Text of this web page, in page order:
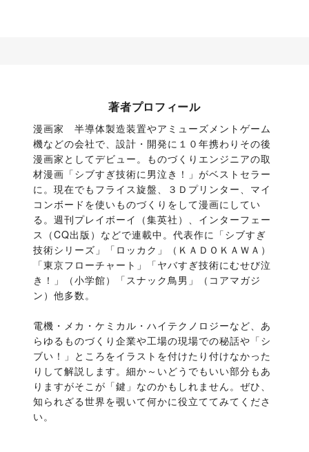
著者プロフィール
漫画家　半導体製造装置やアミューズメントゲーム
機などの会社で、設計・開発に１０年携わりその後
漫画家としてデビュー。ものづくりエンジニアの取
材漫画「シブすぎ技術に男泣き！」がベストセラー
に。現在でもフライス旋盤、３Ｄプリンター、マイ
コンボードを使いものづくりをして漫画にしてい
る。週刊プレイボーイ（集英社）、インターフェー
ス（CQ出版）などで連載中。代表作に「シブすぎ
技術シリーズ」「ロッカク」（ＫＡＤＯＫＡＷＡ）
「東京フローチャート」「ヤバすぎ技術にむせび泣
き！」（小学館）「スナック鳥男」（コアマガジ
ン）他多数。
電機・メカ・ケミカル・ハイテクノロジーなど、あ
らゆるものづくり企業や工場の現場での秘話や「シ
ブい！」ところをイラストを付けたり付けなかった
りして解説します。細か～いどうでもいい部分もあ
りますがそこが「鍵」なのかもしれません。ぜひ、
知られざる世界を覗いて何かに役立ててみてくださ
い。